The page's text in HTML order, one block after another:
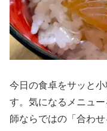
今日の食卓をサッと
す。気になるメニュ
師ならではの「合わ